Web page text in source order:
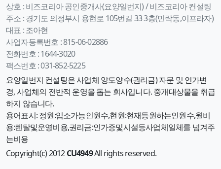
상호 :비즈코리아 공인중개사(요양일번지) / 비즈코리아 컨설팅
주소 :경기도 의정부시 용현로 105번길 33 3층(민락동,이프라자)
대표 :조아현
사업자등록번호 :815-06-02886
전화번호 :1644-3020
팩스번호 :031-852-5225
요양일번지 컨설팅은 사업체 양도양수(권리금) 자문 및 인가변
경, 사업체의 전반적 운영을 돕는 회사입니다. 중개대상물을 취급
하지 않습니다.
용어표시: 정원:입소가능인원수,현원:현재등원하는인원수,월비
용:렌탈및운영비용,권리금:인가증및시설등사업체일체를 넘겨주
는비용
Copyright(c) 2012CU4949All rights reserved.